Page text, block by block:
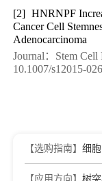
[2] HNRNPF
Cancer Cell
Adenocarcinoma
Journal：Stem Cell
10.1007/s12015-
【选购指南】 细
【应用方向】 树